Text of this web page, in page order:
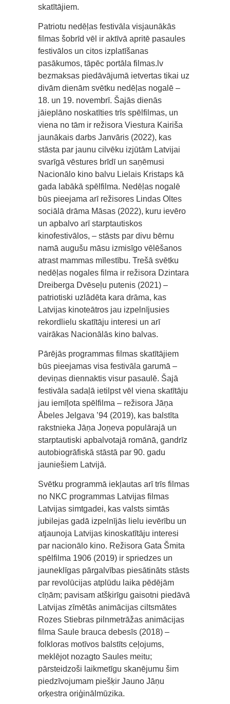
skatītājiem.
Patriotu nedēļas festivāla visjaunākās
filmas šobrīd vēl ir aktīvā apritē pasaules
festivālos un citos izplatīšanas
pasākumos, tāpēc portāla filmas.lv
bezmaksas piedāvājumā ietvertas tikai uz
divām dienām svētku nedēļas nogalē –
18. un 19. novembrī. Šajās dienās
jāieplāno noskatīties trīs spēlfilmas, un
viena no tām ir režisora Viestura Kairiša
jaunākais darbs Janvāris (2022), kas
stāsta par jaunu cilvēku izjūtām Latvijai
svarīgā vēstures brīdī un saņēmusi
Nacionālo kino balvu Lielais Kristaps kā
gada labākā spēlfilma. Nedēļas nogalē
būs pieejama arī režisores Lindas Oltes
sociālā drāma Māsas (2022), kuru ievēro
un apbalvo arī starptautiskos
kinofestivālos, – stāsts par divu bērnu
namā augušu māsu izmisīgo vēlēšanos
atrast mammas mīlestību. Trešā svētku
nedēļas nogales filma ir režisora Dzintara
Dreiberga Dvēseļu putenis (2021) –
patriotiski uzlādēta kara drāma, kas
Latvijas kinoteātros jau izpelnījusies
rekordlielu skatītāju interesi un arī
vairākas Nacionālās kino balvas.
Pārējās programmas filmas skatītājiem
būs pieejamas visa festivāla garumā –
deviņas diennaktis visur pasaulē. Šajā
festivāla sadaļā ietilpst vēl viena skatītāju
jau iemīļota spēlfilma – režisora Jāņa
Ābeles Jelgava ’94 (2019), kas balstīta
rakstnieka Jāņa Joņeva populārajā un
starptautiski apbalvotajā romānā, gandrīz
autobiogrāfiskā stāstā par 90. gadu
jauniešiem Latvijā.
Svētku programmā iekļautas arī trīs filmas
no NKC programmas Latvijas filmas
Latvijas simtgadei, kas valsts simtās
jubilejas gadā izpelnījās lielu ievērību un
atjaunoja Latvijas kinoskatītāju interesi
par nacionālo kino. Režisora Gata Šmita
spēlfilma 1906 (2019) ir spriedzes un
jauneklīgas pārgalvības piesātināts stāsts
par revolūcijas atplūdu laika pēdējām
cīņām; pavisam atšķirīgu gaisotni piedāvā
Latvijas zīmētās animācijas ciltsmātes
Rozes Stiebras pilnmetrāžas animācijas
filma Saule brauca debesīs (2018) –
folkloras motīvos balstīts ceļojums,
meklējot nozagto Saules meitu;
pārsteidzoši laikmetīgu skanējumu šim
piedzīvojumam piešķir Jauno Jāņu
orķestra oriģinālmūzika.